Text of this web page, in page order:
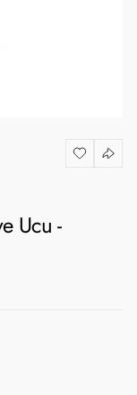
Ucu -